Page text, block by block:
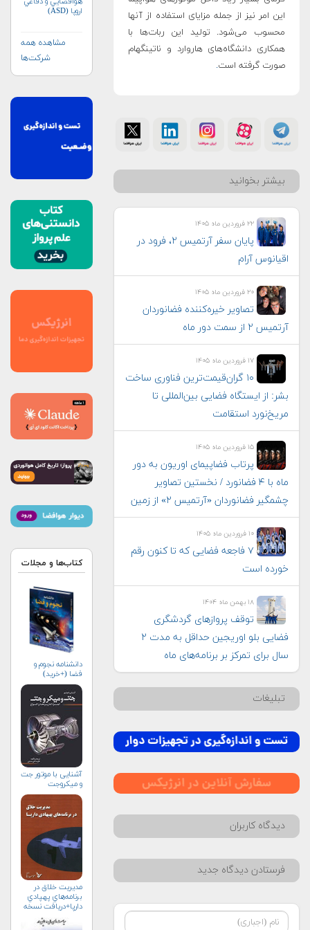
این امر نیز از جمله مزایای استفاده از آنها
محسوب می‌شود. تولید این ربات‌ها با
همکاری دانشگاه‌های ‌هاروارد و ناتینگهام
صورت گرفته است.
بیشتر بخوانید
۲۲ فروردین ماه ۱۴۰۵
پایان سفر آرتمیس ۲، فرود در
اقیانوس آرام
۲۰ فروردین ماه ۱۴۰۵
تصاویر خیره‌کننده فضانوردان
آرتمیس ۲ از سمت دور ماه
۱۷ فروردین ماه ۱۴۰۵
۱۰ گران‌قیمت‌ترین فناوری‌ ساخت
بشر: از ایستگاه فضایی بین‌المللی تا
مریخ‌نورد استقامت
۱۵ فروردین ماه ۱۴۰۵
پرتاب فضاپیمای اوریون به دور
ماه با ۴ فضانورد / نخستین تصاویر
چشمگیر فضانوردان «آرتمیس ۲» از زمین
۱۰ فروردین ماه ۱۴۰۵
۷ فاجعه فضایی که تا کنون رقم
خورده است
۱۸ بهمن ماه ۱۴۰۴
توقف پروازهای گردشگری
فضایی بلو اوریجین حداقل به مدت ۲
سال برای تمرکز بر برنامه‌های ماه
تبلیغات
دیدگاه کاربران
فرستادن دیدگاه جدید
اروپا (ASD)
مشاهده همه
شرکت‌ها
کتاب‌ها و مجلات
دانشنامه نجوم و
فضا (+خرید)
آشنایی با موتور جت
و میکروجت
مديريت خلاق در
برنامه‌هاي پهپادي
دارپا+دریافت نسخه‌